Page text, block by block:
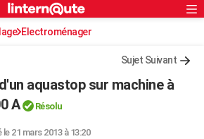
S'inscrire
Connexion
Electroménager
Sujet Suivant
aquastop sur machine à
A
Résolu
21 mars 2013 à 13:20